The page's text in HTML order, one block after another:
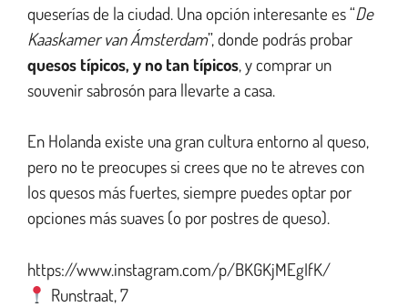
queserías de la ciudad. Una opción interesante es “De
Kaaskamer van Ámsterdam”, donde podrás probar
quesos típicos, y no tan típicos, y comprar un
souvenir sabrosón para llevarte a casa.
En Holanda existe una gran cultura entorno al queso,
pero no te preocupes si crees que no te atreves con
los quesos más fuertes, siempre puedes optar por
opciones más suaves (o por postres de queso).
https://www.instagram.com/p/BKGKjMEgIfK/
Runstraat, 7